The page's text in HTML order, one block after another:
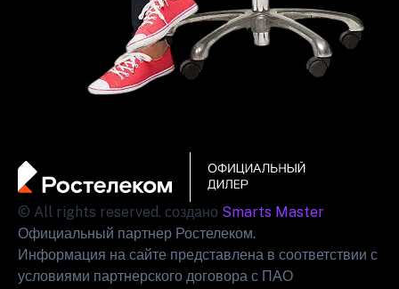
© All rights reserved. создано Smarts Master
Официальный партнер Ростелеком.
Информация на сайте представлена в соответствии с
условиями партнерского договора с ПАО